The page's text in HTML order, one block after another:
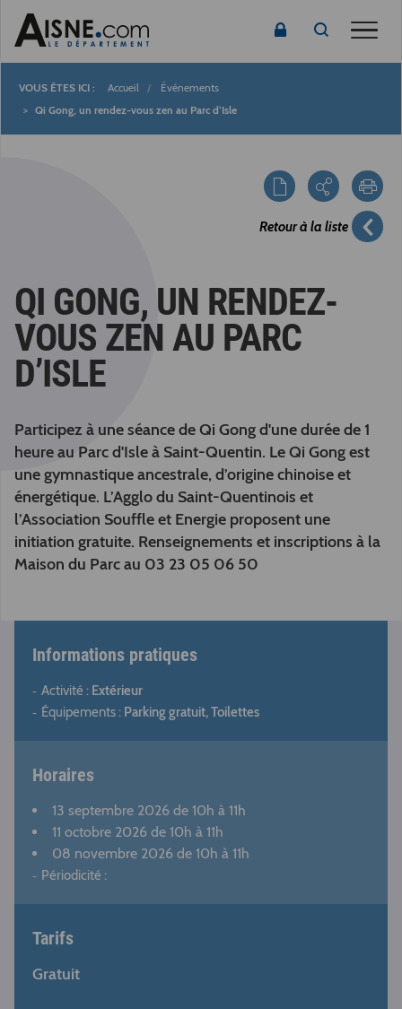
Fil
Accueil
Événements
Qi Gong, un rendez-vous zen au Parc d’Isle
Retour à la liste
QI GONG, UN RENDEZ-
VOUS ZEN AU PARC
D’ISLE
Participez à une séance de Qi Gong d'une durée de 1
heure au Parc d'Isle à Saint-Quentin. Le Qi Gong est
une gymnastique ancestrale, d’origine chinoise et
énergétique. L’Agglo du Saint-Quentinois et
l’Association Souffle et Energie proposent une
initiation gratuite. Renseignements et inscriptions à la
Maison du Parc au 03 23 05 06 50
Informations pratiques
Activité : Extérieur
Équipements : Parking gratuit, Toilettes
Horaires
13 septembre 2026 de 10h à 11h
11 octobre 2026 de 10h à 11h
08 novembre 2026 de 10h à 11h
Périodicité :
Tarifs
Gratuit